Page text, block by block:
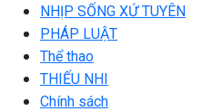
NHỊP SỐNG XỨ TUYÊN
PHÁP LUẬT
Thể thao
THIẾU NHI
Chính sách